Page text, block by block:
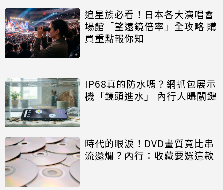
追星族必看！日本各大演唱會
場館「望遠鏡倍率」全攻略 購
買重點報你知
IP68真的防水嗎？網抓包展示
機「鏡頭進水」 內行人曝關鍵
時代的眼淚！DVD畫質竟比串
流還爛？內行：收藏要選這款